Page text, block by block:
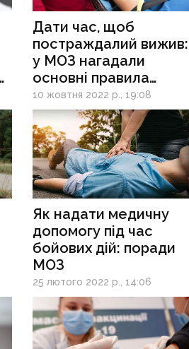
Дати час, щоб
постраждалий вижив:
у МОЗ нагадали
основні правила
першої допомоги
10 жовтня 2022 р., 19:08
Як надати медичну
допомогу під час
бойових дій: поради
МОЗ
25 лютого 2022 р., 14:06